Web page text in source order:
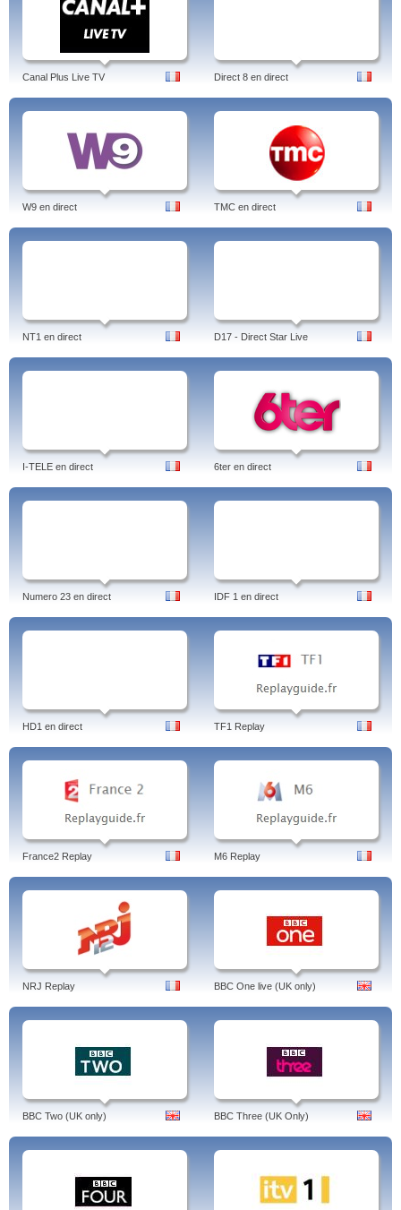
Canal Plus Live TV Direct 8 en direct
W9 en direct TMC en direct
NT1 en direct D17 - Direct Star Live
I-TELE en direct 6ter en direct
Numero 23 en direct IDF 1 en direct
HD1 en direct TF1 Replay
France2 Replay M6 Replay
NRJ Replay BBC One live (UK only)
BBC Two (UK only) BBC Three (UK Only)